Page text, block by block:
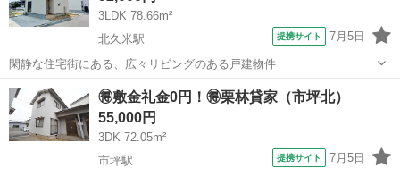
3LDK 78.66m²
北久米駅
提携サイト 7月5日
閑静な住宅街にある、広々リビングのある戸建物件
愛媛 北久米駅 一戸建て
🉐敷金礼金0円！🉐栗林貸家（市坪北）
55,000円
3DK 72.05m²
市坪駅
提携サイト 7月5日